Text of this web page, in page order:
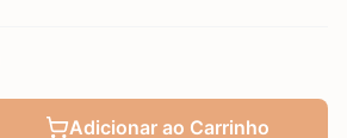
Adicionar ao Carrinho